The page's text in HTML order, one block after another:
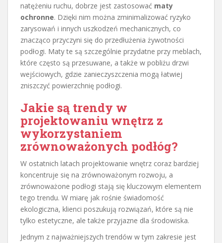
natężeniu ruchu, dobrze jest zastosować maty
ochronne. Dzięki nim można zminimalizować ryzyko
zarysowań i innych uszkodzeń mechanicznych, co
znacząco przyczyni się do przedłużenia żywotności
podłogi. Maty te są szczególnie przydatne przy meblach,
które często są przesuwane, a także w pobliżu drzwi
wejściowych, gdzie zanieczyszczenia mogą łatwiej
zniszczyć powierzchnię podłogi.
Jakie są trendy w
projektowaniu wnętrz z
wykorzystaniem
zrównoważonych podłóg?
W ostatnich latach projektowanie wnętrz coraz bardziej
koncentruje się na zrównoważonym rozwoju, a
zrównoważone podłogi stają się kluczowym elementem
tego trendu. W miarę jak rośnie świadomość
ekologiczna, klienci poszukują rozwiązań, które są nie
tylko estetyczne, ale także przyjazne dla środowiska.
Jednym z najważniejszych trendów w tym zakresie jest